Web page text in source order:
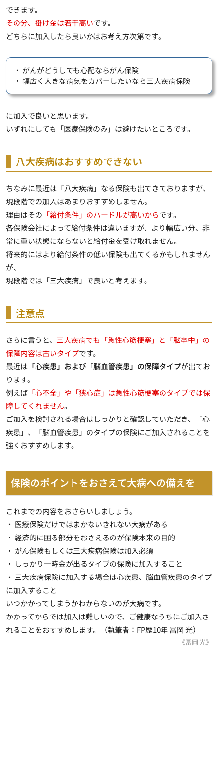
できます。
その分、掛け金は若干高いです。
どちらに加入したら良いかはお考え方次第です。
・ がんがどうしても心配ならがん保険
・ 幅広く大きな病気をカバーしたいなら三大疾病保険
に加入で良いと思います。
いずれにしても「医療保険のみ」は避けたいところです。
八大疾病はおすすめできない
ちなみに最近は「八大疾病」なる保険も出てきておりますが、
現段階での加入はあまりおすすめしません。
理由はその 「給付条件」のハードルが高いからです。
各保険会社によって給付条件は違いますが、より幅広い分、非
常に重い状態にならないと給付金を受け取れません。
将来的にはより給付条件の低い保険も出てくるかもしれません
が、
現段階では「三大疾病」で良いと考えます。
注意点
さらに言うと、 三大疾病でも「急性心筋梗塞」と「脳卒中」の
保障内容は古いタイプです。
最近は 「心疾患」および「脳血管疾患」の保障タイプが出てお
ります。
例えば 「心不全」や「狭心症」は急性心筋梗塞のタイプでは保
障してくれません。
ご加入を検討される場合はしっかりと確認していただき、「心
疾患」、「脳血管疾患」のタイプの保険にご加入されることを
強くおすすめします。
保険のポイントをおさえて大病への備えを
これまでの内容をおさらいしましょう。
・ 医療保険だけではまかないきれない大病がある
・ 経済的に困る部分をおさえるのが保険本来の目的
・ がん保険もしくは三大疾病保険は加入必須
・ しっかり一時金が出るタイプの保険に加入すること
・ 三大疾病保険に加入する場合は心疾患、脳血管疾患のタイプ
に加入すること
いつかかってしまうかわからないのが大病です。
かかってからでは加入は難しいので、ご健康なうちにご加入さ
れることをおすすめします。（執筆者：FP歴10年 冨岡 光）
《冨岡 光》